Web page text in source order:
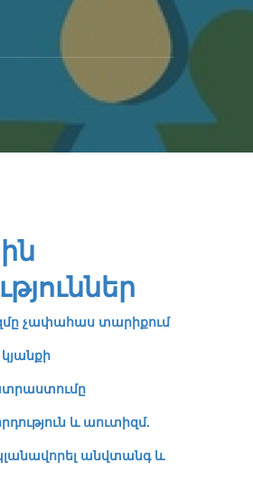
չափահաս տարիքում
և աուտիզմ.
անվտանգ և